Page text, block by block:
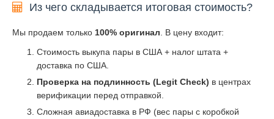
Из чего складывается итоговая стоимость?
Мы продаем только 100% оригинал . В цену входит:
Стоимость выкупа пары в США + налог штата +
доставка по США.
Проверка на подлинность (Legit Check) в центрах
верификации перед отправкой.
Сложная авиадоставка в РФ (вес пары с коробкой